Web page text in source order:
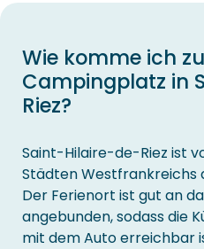
Wie komme ich
Campingplatz in
Riez?
Saint-Hilaire-de-Riez ist
Städten Westfrankreichs
Der Ferienort ist gut an
angebunden, sodass die
mit dem Auto erreichbar